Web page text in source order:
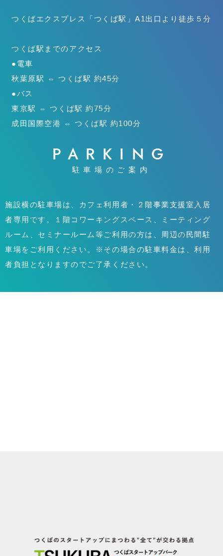
つくばエクスプレス「つくば駅」A1出口より徒歩５分
つくば駅までのアクセス
●電車
秋葉原駅 ⇔ つくば駅 約45分
●バス
東京駅 ⇔ つくば駅 約75分
成田国際空港 ⇔ つくば駅 約100分
PARKING
駐車場のご案内
施設横の駐車場は、カフェ利用者・２階事業支援室入居
者専用です。１階コワーキングスペース、ミーティング
ルーム、セミナールーム等ご利用の方は、周辺の民間駐
車場をご利用ください。※その場合の駐車料金は、利用
者負担となりますのでご了承ください。